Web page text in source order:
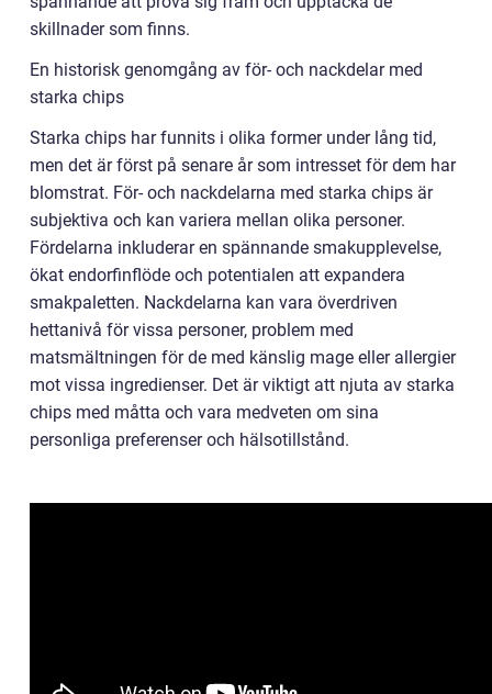
skillnader som finns.
En historisk genomgång av för- och nackdelar med
starka chips
Starka chips har funnits i olika former under lång tid,
men det är först på senare år som intresset för dem har
blomstrat. För- och nackdelarna med starka chips är
subjektiva och kan variera mellan olika personer.
Fördelarna inkluderar en spännande smakupplevelse,
ökat endorfinflöde och potentialen att expandera
smakpaletten. Nackdelarna kan vara överdriven
hettanivå för vissa personer, problem med
matsmältningen för de med känslig mage eller allergier
mot vissa ingredienser. Det är viktigt att njuta av starka
chips med måtta och vara medveten om sina
personliga preferenser och hälsotillstånd.